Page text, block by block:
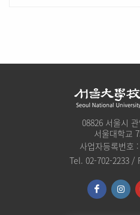
08826 서울시
서울대학교
사업자등록번호
Tel. 02-702-2233 /